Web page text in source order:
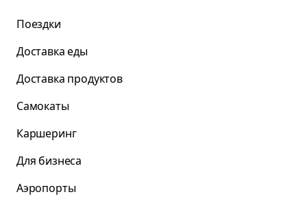
Поездки
Доставка еды
Доставка продуктов
Самокаты
Каршеринг
Для бизнеса
Аэропорты